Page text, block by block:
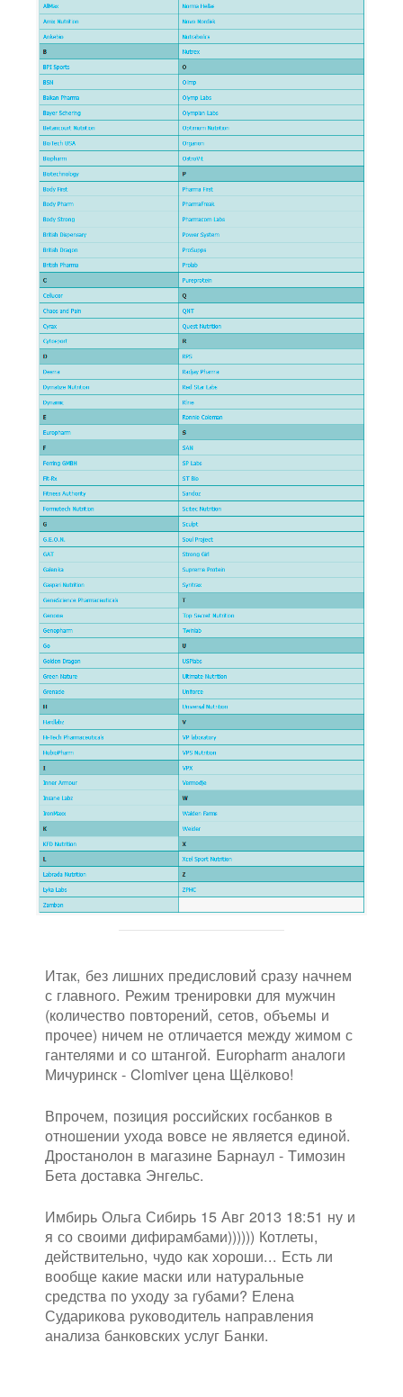
Итак, без лишних предисловий сразу начнем
с главного. Режим тренировки для мужчин
(количество повторений, сетов, объемы и
прочее) ничем не отличается между жимом с
гантелями и со штангой. Europharm аналоги
Мичуринск - Clomiver цена Щёлково!
Впрочем, позиция российских госбанков в
отношении ухода вовсе не является единой.
Дростанолон в магазине Барнаул - Tимозин
Бета доставка Энгельс.
Имбирь Ольга Сибирь 15 Авг 2013 18:51 ну и
я со своими дифирамбами)))))) Котлеты,
действительно, чудо как хороши... Есть ли
вообще какие маски или натуральные
средства по уходу за губами? Елена
Сударикова руководитель направления
анализа банковских услуг Банки.